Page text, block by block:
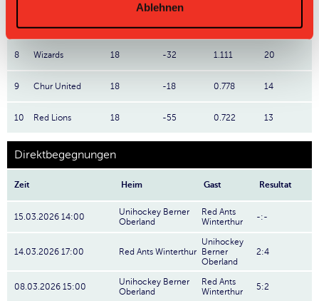
Ablehnen
7
8 Wizards 18 -32 1.111 20
9 Chur United 18 -18 0.778 14
10 Red Lions 18 -55 0.722 13
Direktbegegnungen
Zeit Heim Gast Resultat
15.03.2026 14:00
Unihockey Berner
Oberland
Red Ants
Winterthur
-:-
14.03.2026 17:00 Red Ants Winterthur
Unihockey
Berner
Oberland
2:4
08.03.2026 15:00
Unihockey Berner
Oberland
Red Ants
Winterthur
5:2